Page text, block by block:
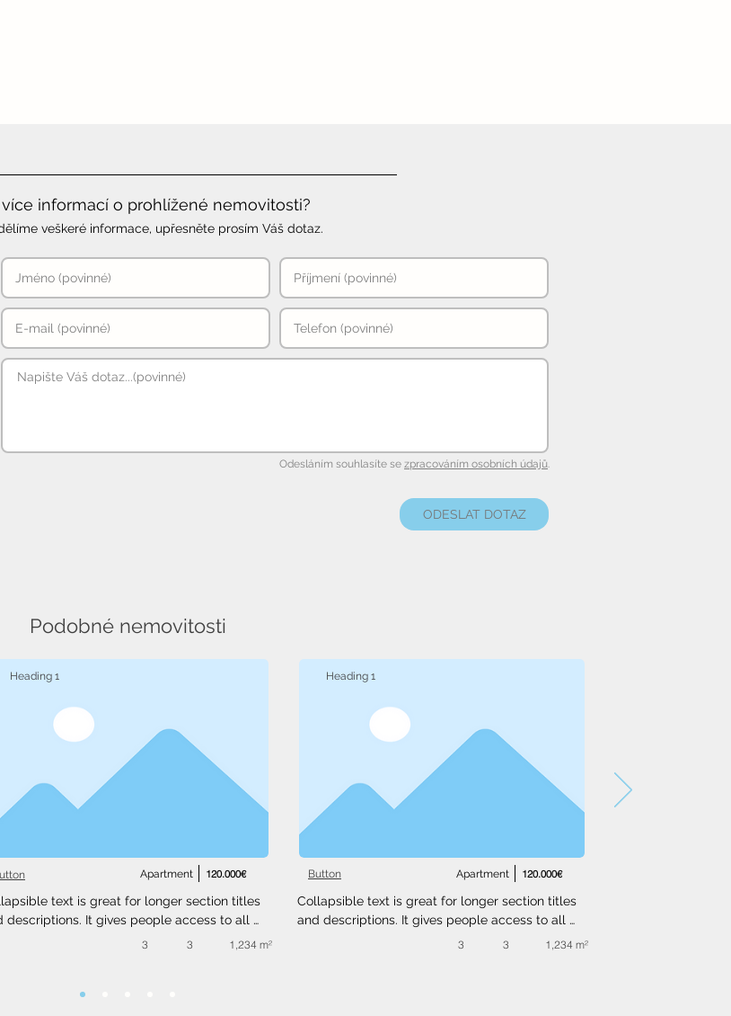
informací o prohlížené nemovitosti?
veškeré informace, upřesněte prosím Váš dotaz.
Odesláním souhlasíte se zpracováním osobních údajů.
ODESLAT DOTAZ
Heading 1
Apartment 120.000€
text is great for longer section titles
descriptions. It gives people access to all
info they need, while keeping your layout
3 3 1,234 m²
Heading 1
Apartment
Button 120.000€
Collapsible text is great for longer section titles
and descriptions. It gives people access to all
the info they need, while keeping your layout
3 3 1,234 m²
Podobné nemovitosti